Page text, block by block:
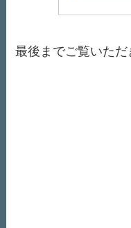
最後までご覧いただ